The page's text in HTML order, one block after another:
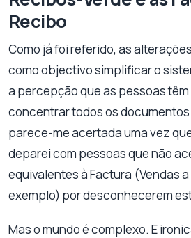
Recibo
Como já foi referido, as
como objectivo simplificar o
a percepção que as pessoas têm
concentrar todos os documentos
parece-me acertada uma vez
deparei com pessoas que não
equivalentes à Factura (Vendas
exemplo) por desconhecerem
Mas o mundo é complexo. E